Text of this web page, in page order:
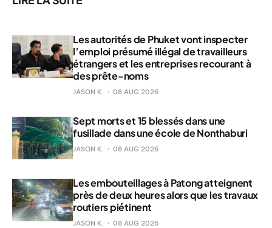
Les autorités de Phuket vont inspecter
l’emploi présumé illégal de travailleurs
étrangers et les entreprises recourant à
des prête-noms
JASON K. 08 AUG 2026
Sept morts et 15 blessés dans une
fusillade dans une école de Nonthaburi
JASON K. 08 AUG 2026
Les embouteillages à Patong atteignent
près de deux heures alors que les travaux
routiers piétinent
JASON K. 08 AUG 2026